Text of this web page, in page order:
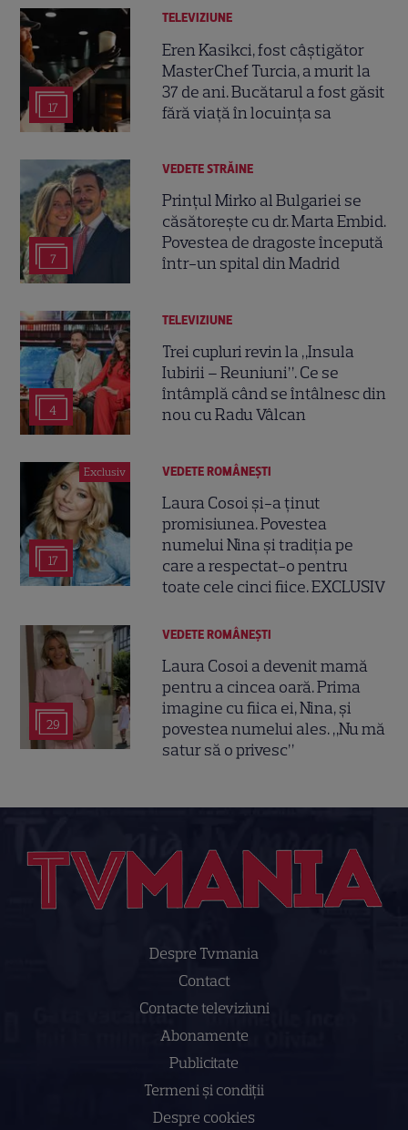
17
TELEVIZIUNE
Eren Kasikci, fost câștigător
MasterChef Turcia, a murit la
37 de ani. Bucătarul a fost găsit
fără viață în locuința sa
7
VEDETE STRĂINE
Prințul Mirko al Bulgariei se
căsătorește cu dr. Marta Embid.
Povestea de dragoste începută
într-un spital din Madrid
4
TELEVIZIUNE
Trei cupluri revin la „Insula
Iubirii – Reuniuni”. Ce se
întâmplă când se întâlnesc din
nou cu Radu Vâlcan
Exclusiv
17
VEDETE ROMÂNEŞTI
Laura Cosoi și-a ținut
promisiunea. Povestea
numelui Nina și tradiția pe
care a respectat-o pentru
toate cele cinci fiice. EXCLUSIV
29
VEDETE ROMÂNEŞTI
Laura Cosoi a devenit mamă
pentru a cincea oară. Prima
imagine cu fiica ei, Nina, și
povestea numelui ales. „Nu mă
satur să o privesc”
Despre Tvmania
Contact
Contacte televiziuni
Abonamente
Publicitate
Termeni și condiții
Despre cookies